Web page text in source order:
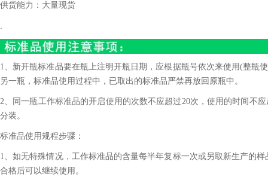
供货能力：大量现货
1、新开瓶标准品要在瓶上注明开瓶日期，应根据瓶号依次来使用(整
另一瓶，标准品使用过程中，已取出的标准品严禁再放回原瓶中。
2、同一瓶工作标准品的开启使用的次数不应超过20次，使用的时间不
分装。
标准品使用规程步骤：
1、如无特殊情况，工作标准品的含量每半年复标一次或另取新生产的
合格后可以继续使用。